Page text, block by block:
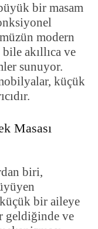
bir masam
modern
akıllıca ve
sunuyor.
küçük
Masası
biri,
bir aileye
geldiğinde ve